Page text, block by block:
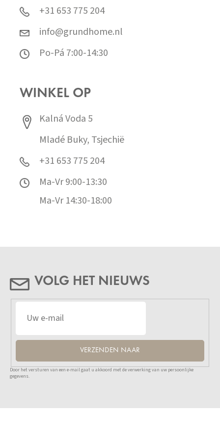
+31 653 775 204
info@grundhome.nl
Po-Pá 7:00-14:30
WINKEL OP
Kalná Voda 5
Mladé Buky, Tsjechië
+31 653 775 204
Ma-Vr 9:00-13:30
Ma-Vr 14:30-18:00
VOLG HET NIEUWS
VERZENDEN NAAR
Door het versturen van een e-mail gaat u akkoord met de verwerking van uw persoonlijke
gegevens.